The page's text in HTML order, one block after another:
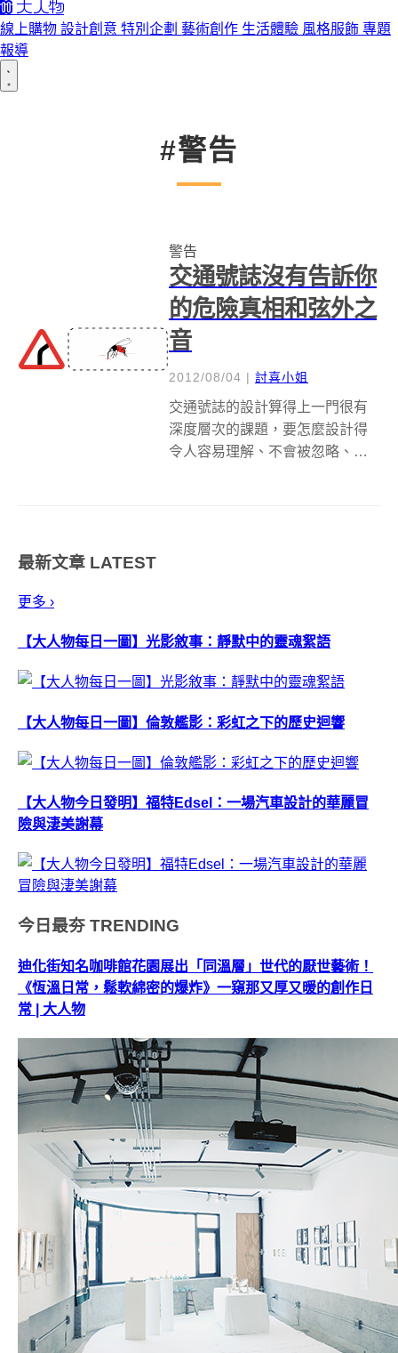
線上購物 設計創意 特別企劃 藝術創作 生活體驗 風格服飾 專題
報導
#警告
警告
交通號誌沒有告訴你
的危險真相和弦外之
音
2012/08/04 | 討喜小姐
交通號誌的設計算得上一門很有
深度層次的課題，要怎麼設計得
令人容易理解、不會被忽略、又
最新文章 LATEST
更多 ›
【大人物每日一圖】光影敘事：靜默中的靈魂絮語
【大人物每日一圖】倫敦艦影：彩虹之下的歷史迴響
【大人物今日發明】福特Edsel：一場汽車設計的華麗冒
險與淒美謝幕
今日最夯 TRENDING
迪化街知名咖啡館花園展出「同溫層」世代的厭世藝術！
《恆溫日常，鬆軟綿密的爆炸》一窺那又厚又暖的創作日
常 | 大人物